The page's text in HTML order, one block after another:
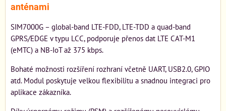
anténami
SIM7000G – global-band LTE-FDD, LTE-TDD a quad-band
GPRS/EDGE v typu LCC, podporuje přenos dat LTE CAT-M1
(eMTC) a NB-IoT až 375 kbps.
Bohaté možnosti rozšíření rozhraní včetně UART, USB2.0, GPIO
atd. Modul poskytuje velkou flexibilitu a snadnou integraci pro
aplikace zákazníka.